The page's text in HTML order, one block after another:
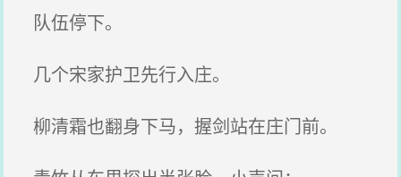
队伍停下。
几个宋家护卫先行入庄。
柳清霜也翻身下马，握剑站在庄门前。